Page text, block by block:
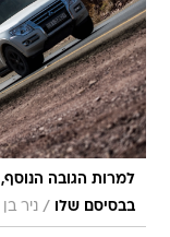
למרות הגובה
בבסיסם שלו
/ ניר